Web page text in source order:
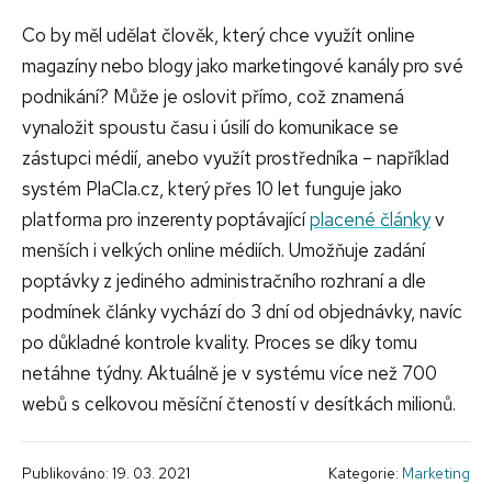
Co by měl udělat člověk, který chce využít online
magazíny nebo blogy jako marketingové kanály pro své
podnikání? Může je oslovit přímo, což znamená
vynaložit spoustu času i úsilí do komunikace se
zástupci médií, anebo využít prostředníka – například
systém PlaCla.cz, který přes 10 let funguje jako
platforma pro inzerenty poptávajícíplacené článkyv
menších i velkých online médiích. Umožňuje zadání
poptávky z jediného administračního rozhraní a dle
podmínek články vychází do 3 dní od objednávky, navíc
po důkladné kontrole kvality. Proces se díky tomu
netáhne týdny. Aktuálně je v systému více než 700
webů s celkovou měsíční čteností v desítkách milionů.
Publikováno: 19. 03. 2021 Kategorie: Marketing